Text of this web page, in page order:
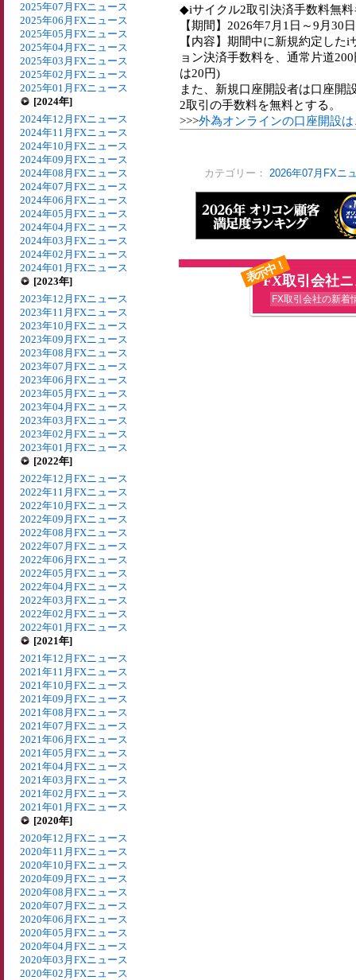
2025年07月FXニュース
2025年06月FXニュース
2025年05月FXニュース
2025年04月FXニュース
2025年03月FXニュース
2025年02月FXニュース
2025年01月FXニュース
[2024年]
2024年12月FXニュース
2024年11月FXニュース
2024年10月FXニュース
2024年09月FXニュース
2024年08月FXニュース
2024年07月FXニュース
2024年06月FXニュース
2024年05月FXニュース
2024年04月FXニュース
2024年03月FXニュース
2024年02月FXニュース
2024年01月FXニュース
[2023年]
2023年12月FXニュース
2023年11月FXニュース
2023年10月FXニュース
2023年09月FXニュース
2023年08月FXニュース
2023年07月FXニュース
2023年06月FXニュース
2023年05月FXニュース
2023年04月FXニュース
2023年03月FXニュース
2023年02月FXニュース
2023年01月FXニュース
[2022年]
2022年12月FXニュース
2022年11月FXニュース
2022年10月FXニュース
2022年09月FXニュース
2022年08月FXニュース
2022年07月FXニュース
2022年06月FXニュース
2022年05月FXニュース
2022年04月FXニュース
2022年03月FXニュース
2022年02月FXニュース
2022年01月FXニュース
[2021年]
2021年12月FXニュース
2021年11月FXニュース
2021年10月FXニュース
2021年09月FXニュース
2021年08月FXニュース
2021年07月FXニュース
2021年06月FXニュース
2021年05月FXニュース
2021年04月FXニュース
2021年03月FXニュース
2021年02月FXニュース
2021年01月FXニュース
[2020年]
2020年12月FXニュース
2020年11月FXニュース
2020年10月FXニュース
2020年09月FXニュース
2020年08月FXニュース
2020年07月FXニュース
2020年06月FXニュース
2020年05月FXニュース
2020年04月FXニュース
2020年03月FXニュース
2020年02月FXニュース
◆iサイクル2取引決済手数料無
【期間】2026年7月1日～9月30日
【内容】期間中に新規約定し
ョン決済手数料を、通常片道
は20円)
また、新規口座開設者は口座開
2取引の手数料を無料とする。
>>>外為オンラインの口座開設
カテゴリー： 2026年07月FXニ
表示中！
FX取引会社
FX取引会社の新着